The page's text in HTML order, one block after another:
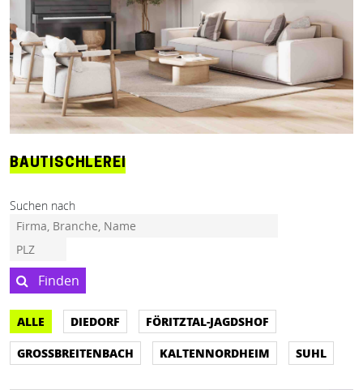
BAUTISCHLEREI
Suchen nach
Finden
ALLE DIEDORF
FÖRITZTAL-JAGDSHOF
GROSSBREITENBACH
KALTENNORDHEIM SUHL